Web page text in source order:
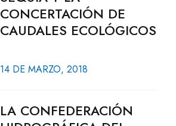
CONCERTACIÓN DE
CAUDALES ECOLÓGICOS
14 DE MARZO, 2018
LA CONFEDERACIÓN